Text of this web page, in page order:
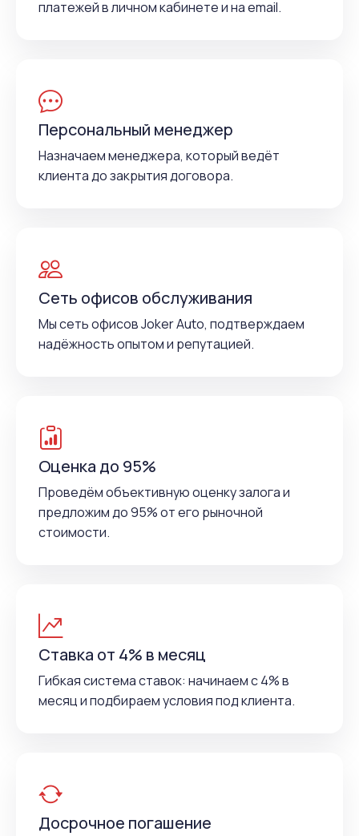
платежей в личном кабинете и на email.
Персональный менеджер
Назначаем менеджера, который ведёт
клиента до закрытия договора.
Сеть офисов обслуживания
Мы сеть офисов Joker Auto, подтверждаем
надёжность опытом и репутацией.
Оценка до 95%
Проведём объективную оценку залога и
предложим до 95% от его рыночной
стоимости.
Ставка от 4% в месяц
Гибкая система ставок: начинаем с 4% в
месяц и подбираем условия под клиента.
Досрочное погашение